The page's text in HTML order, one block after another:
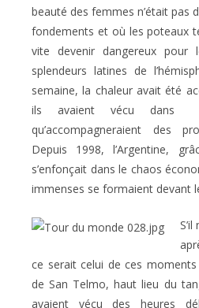
beauté des femmes n’était pas
fondements et où les poteaux
vite devenir dangereux pour
splendeurs latines de
semaine, la chaleur avait été
ils avaient vécu dans
qu’accompagneraient des
Depuis 1998, l’Argentine,
s’enfonçait dans le chaos
immenses se formaient devant
ce serait celui de ces
de San Telmo, haut lieu du
avaient vécu des heures